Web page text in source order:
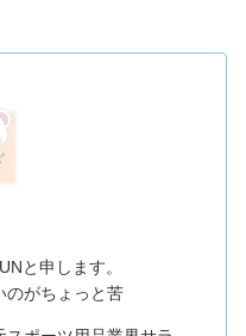
と申します。
のがちょっと苦